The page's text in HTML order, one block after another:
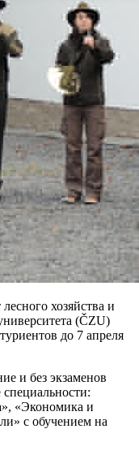
хозяйства и
(ČZU)
до 7 апреля
и без экзаменов
«Экономика и
с обучением на